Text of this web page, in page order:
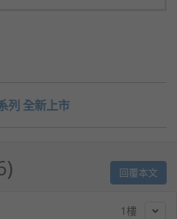
列 全新上市
回覆本文
1